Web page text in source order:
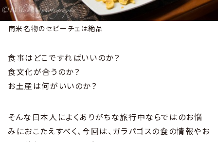
南米名物のセビーチェは絶品
食事はどこですればいいのか？
食文化が合うのか？
お土産は何がいいのか？
そんな日本人によくありがちな旅行中ならではのお悩
みにおこたえすべく、今回は、ガラパゴスの食の情報やお